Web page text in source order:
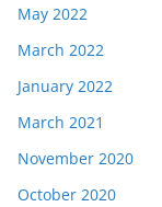
May 2022
March 2022
January 2022
March 2021
November 2020
October 2020